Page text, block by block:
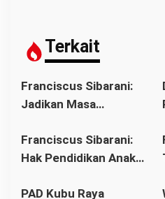
p
o
s
Terkait
Franciscus Sibarani:
Jadikan Masa
Titik Balik Menata
Masa Depan
Franciscus Sibarani:
Hak Pendidikan Anak
Terpenuhi
PAD Kubu Raya